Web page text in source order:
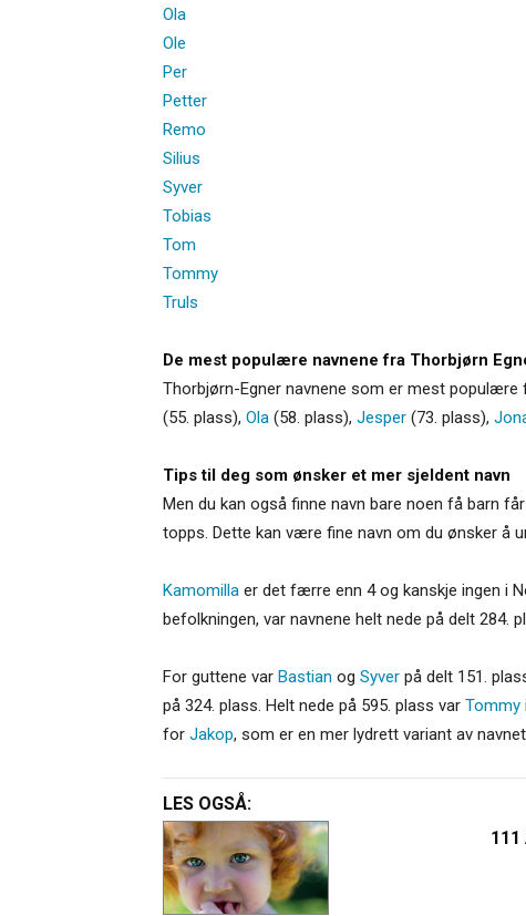
Ola
Ole
Per
Petter
Remo
Silius
Syver
Tobias
Tom
Tommy
Truls
De mest populære navnene fra Thorbjørn
Thorbjørn-Egner navnene som er mest populære
(55. plass), Ola (58. plass), Jesper (73. plass),
Tips til deg som ønsker et mer sjeldent navn
Men du kan også finne navn bare noen få barn
topps. Dette kan være fine navn om du ønsker å
Kamomilla er det færre enn 4 og kanskje ingen i
befolkningen, var navnene helt nede på delt 284.
For guttene var Bastian og Syver på delt 151.
på 324. plass. Helt nede på 595. plass var Tommy
for Jakop, som er en mer lydrett variant av
LES OGSÅ: